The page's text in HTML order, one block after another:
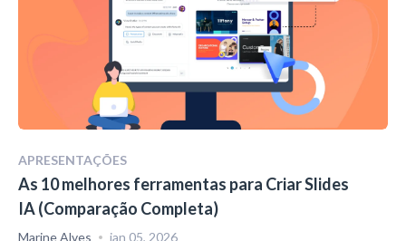
APRESENTAÇÕES
As 10 melhores ferramentas para Criar Slides
IA (Comparação Completa)
Marine Alves jan 05, 2026